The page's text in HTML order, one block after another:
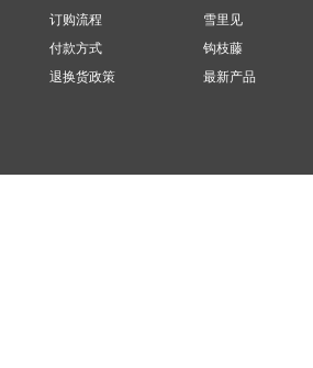
订购流程
付款方式
退换货政策
雪里见
钩枝藤
最新产品